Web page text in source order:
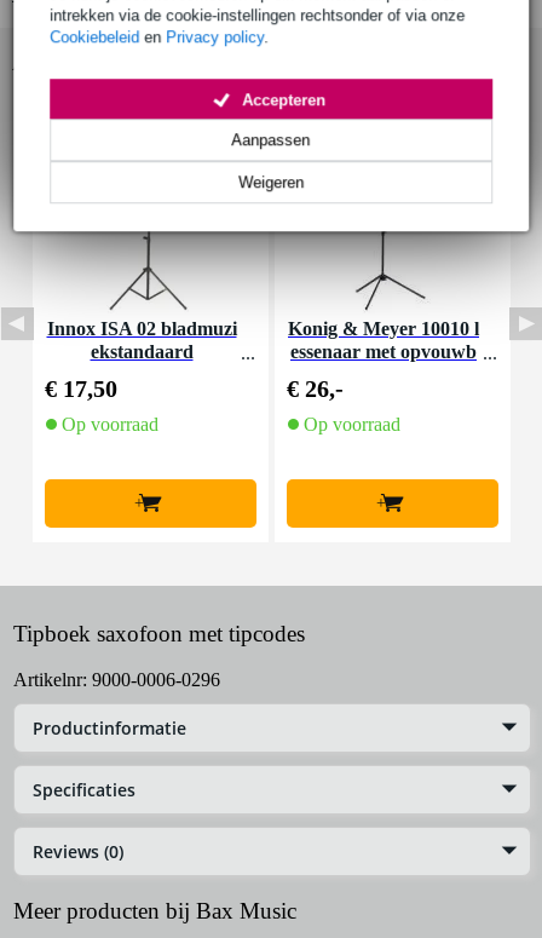
intrekken via de cookie-instellingen rechtsonder of via onze
Cookiebeleid en Privacy policy.
Weigeren
Aanpassen
Accepteren
Accessoires (20)
Innox ISA 02 bladmuzi
ekstandaard
€ 17,50
Op voorraad
+
Konig & Meyer 10010 l
essenaar met opvouwb
€ 26,-
Op voorraad
+
Tipboek saxofoon met tipcodes
Artikelnr: 9000-0006-0296
Productinformatie
Specificaties
Reviews (0)
Meer producten bij Bax Music